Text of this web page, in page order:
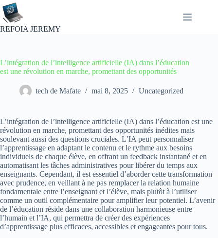
Passer
au
contenu
REFOIA JEREMY
L’intégration de l’intelligence artificielle (IA) dans l’éducation
est une révolution en marche, promettant des opportunités
tech de Mafate mai 8, 2025 Uncategorized
L’intégration de l’intelligence artificielle (IA) dans l’éducation est une
révolution en marche, promettant des opportunités inédites mais
soulevant aussi des questions cruciales. L’IA peut personnaliser
l’apprentissage en adaptant le contenu et le rythme aux besoins
individuels de chaque élève, en offrant un feedback instantané et en
automatisant les tâches administratives pour libérer du temps aux
enseignants. Cependant, il est essentiel d’aborder cette transformation
avec prudence, en veillant à ne pas remplacer la relation humaine
fondamentale entre l’enseignant et l’élève, mais plutôt à l’utiliser
comme un outil complémentaire pour amplifier leur potentiel. L’avenir
de l’éducation réside dans une collaboration harmonieuse entre
l’humain et l’IA, qui permettra de créer des expériences
d’apprentissage plus efficaces, accessibles et engageantes pour tous.